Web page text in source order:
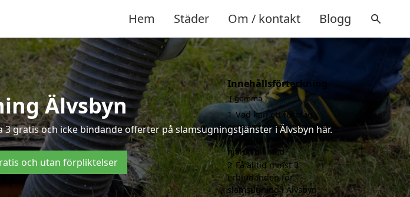
Hem Städer Om / kontakt Blogg
Älvsbyn
gratis och icke bindande offerter på slamsugningstjänster i Älvsbyn här.
och utan förpliktelser
Innehållsförteckning
gömma
1 Vad kan ett företag
som är specialiserat på
slamsugning i Älvsbyn
hjälpa till med?
2 Få alltid minst 3
erbjudanden för
slamsugning i Älvsbyn